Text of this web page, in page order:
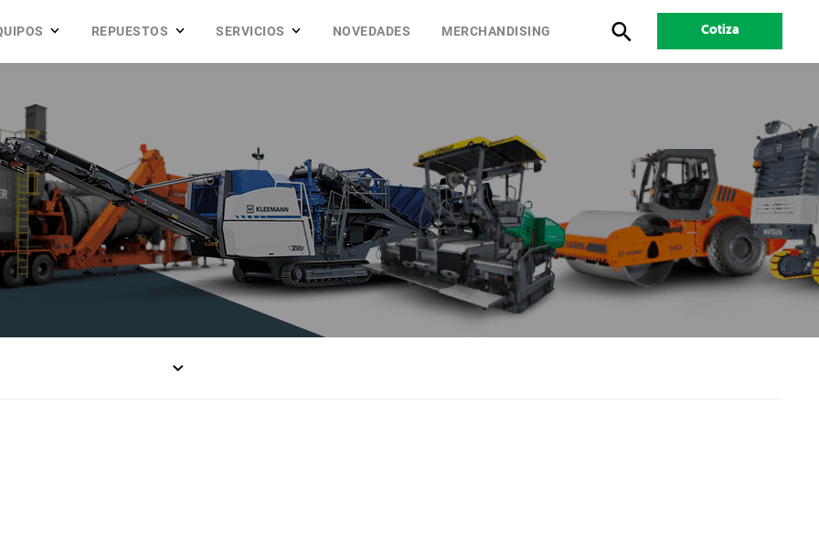
REPUESTOS SERVICIOS NOVEDADES MERCHANDISING Cotiza